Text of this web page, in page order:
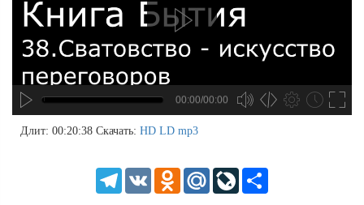
00:00/00:00
Длит: 00:20:38 Скачать: HD LD mp3
TelegramVK Odnoklassniki
Mail.Ru LiveJournal